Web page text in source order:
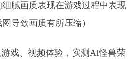
腻画质表现在游戏过程中表现
导致画质有所压缩）